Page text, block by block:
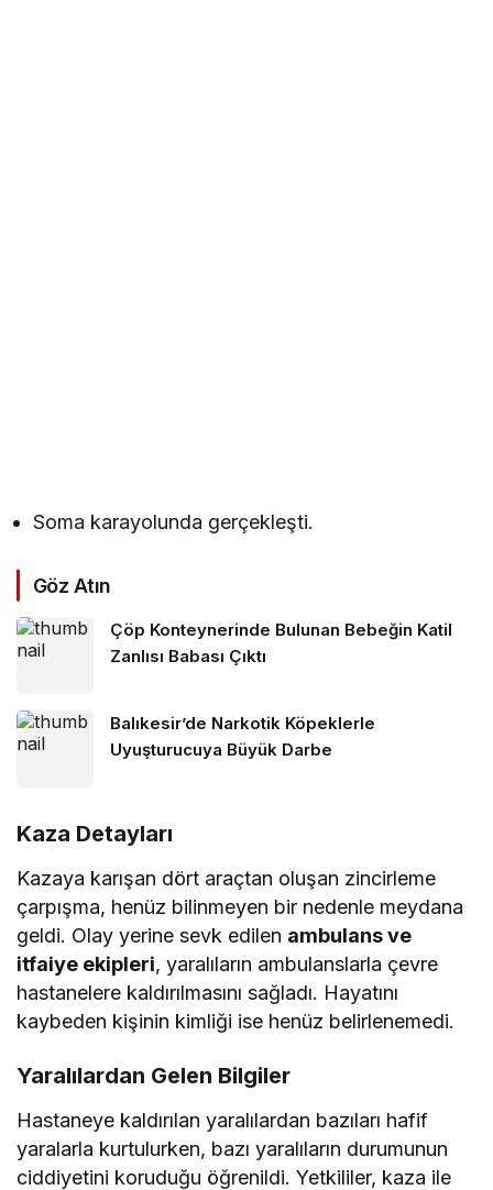
Soma karayolunda gerçekleşti.
Göz Atın
Çöp Konteynerinde Bulunan Bebeğin Katil
Zanlısı Babası Çıktı
Balıkesir’de Narkotik Köpeklerle
Uyuşturucuya Büyük Darbe
Kaza Detayları
Kazaya karışan dört araçtan oluşan zincirleme
çarpışma, henüz bilinmeyen bir nedenle meydana
geldi. Olay yerine sevk edilen ambulans ve
itfaiye ekipleri, yaralıların ambulanslarla çevre
hastanelere kaldırılmasını sağladı. Hayatını
kaybeden kişinin kimliği ise henüz belirlenemedi.
Yaralılardan Gelen Bilgiler
Hastaneye kaldırılan yaralılardan bazıları hafif
yaralarla kurtulurken, bazı yaralıların durumunun
ciddiyetini koruduğu öğrenildi. Yetkililer, kaza ile